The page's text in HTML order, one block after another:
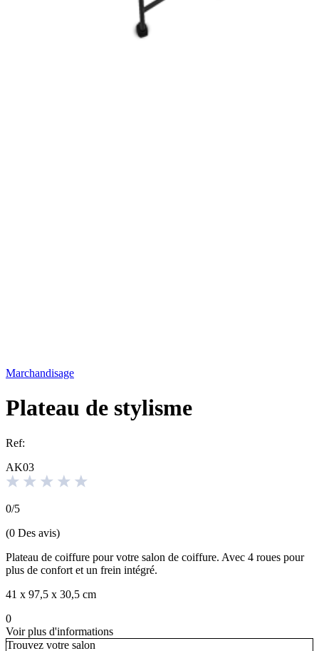
Marchandisage
Plateau de stylisme
Ref:
AK03
0/5
(0 Des avis)
Plateau de coiffure pour votre salon de coiffure. Avec 4 roues pour
plus de confort et un frein intégré.
41 x 97,5 x 30,5 cm
0
Voir plus d'informations
Trouvez votre salon